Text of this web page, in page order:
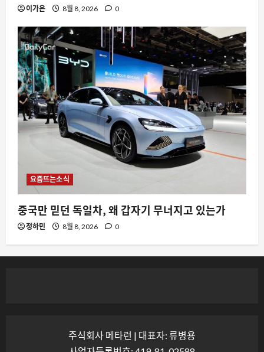
이가은 8월 8, 2026 0
요즘뜨는소식
중국만 믿던 독일차, 왜 갑자기 무너지고 있는가
정하민 8월 8, 2026 0
주식회사 메타런 | 대표자: 류병용